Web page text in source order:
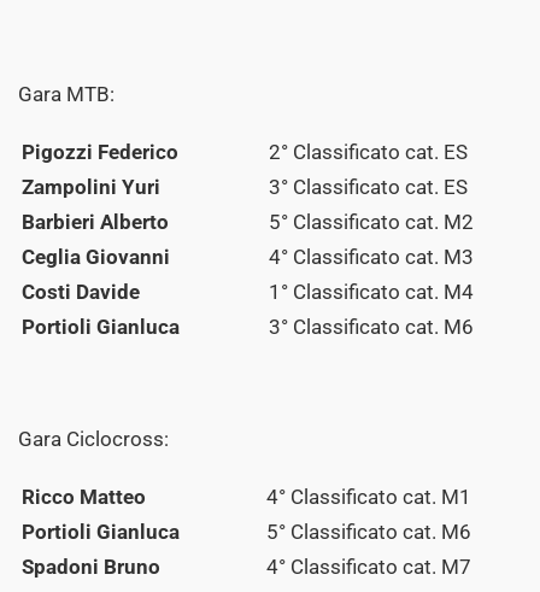
Gara MTB:
Pigozzi Federico
2° Classificato cat. ES
Zampolini Yuri
3° Classificato cat. ES
Barbieri Alberto
5° Classificato cat. M2
Ceglia Giovanni
4° Classificato cat. M3
Costi Davide
1° Classificato cat. M4
Portioli Gianluca
3° Classificato cat. M6
Gara Ciclocross:
Ricco Matteo
4° Classificato cat. M1
Portioli Gianluca
5° Classificato cat. M6
Spadoni Bruno
4° Classificato cat. M7